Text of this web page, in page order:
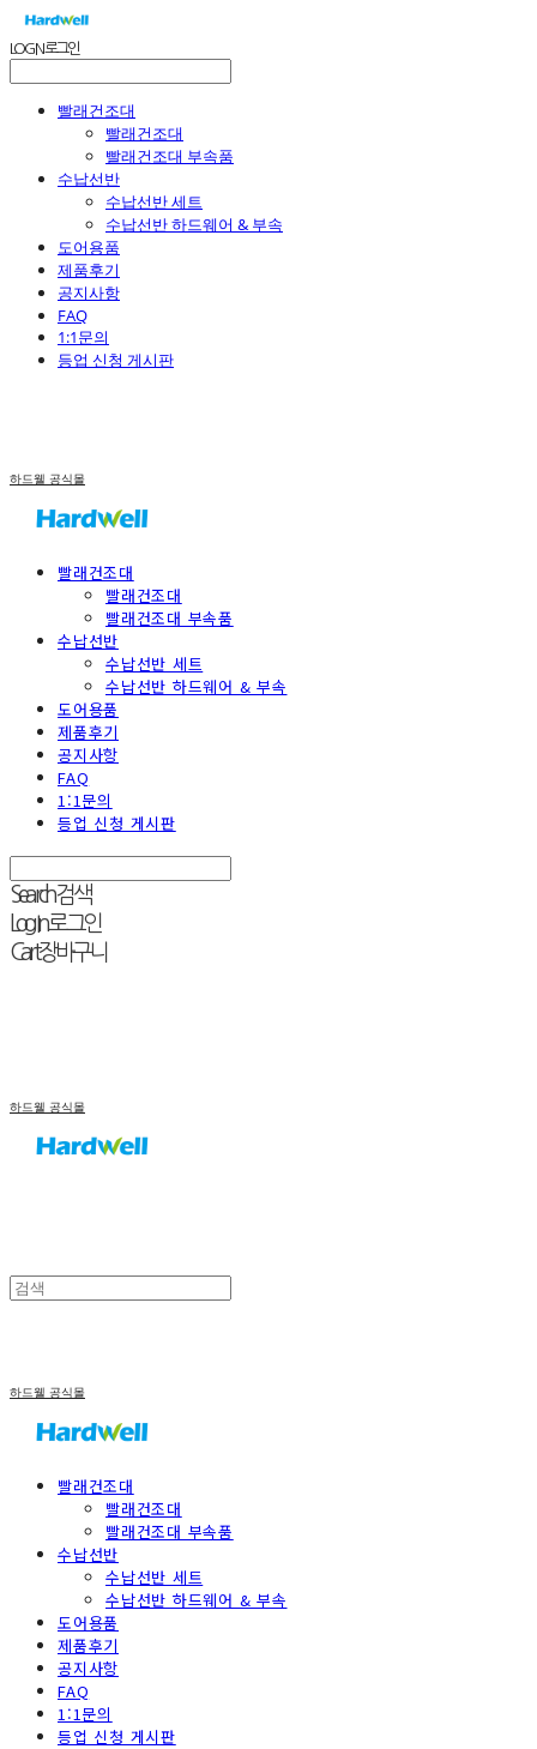
LOG IN로그인
빨래건조대
빨래건조대
빨래건조대 부속품
수납선반
수납선반 세트
수납선반 하드웨어 & 부속
도어용품
제품후기
공지사항
FAQ
1:1문의
등업 신청 게시판
하드웰 공식몰
빨래건조대
빨래건조대
빨래건조대 부속품
수납선반
수납선반 세트
수납선반 하드웨어 & 부속
도어용품
제품후기
공지사항
FAQ
1:1문의
등업 신청 게시판
Search검색
Log In로그인
Cart장바구니
하드웰 공식몰
하드웰 공식몰
빨래건조대
빨래건조대
빨래건조대 부속품
수납선반
수납선반 세트
수납선반 하드웨어 & 부속
도어용품
제품후기
공지사항
FAQ
1:1문의
등업 신청 게시판